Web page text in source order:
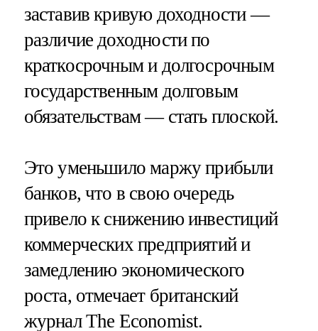
заставив кривую доходности —
различие доходности по
краткосрочным и долгосрочным
государственным долговым
обязательствам — стать плоской.
Это уменьшило маржу прибыли
банков, что в свою очередь
привело к снижению инвестиций
коммерческих предприятий и
замедлению экономического
роста, отмечает британский
журнал The Economist.